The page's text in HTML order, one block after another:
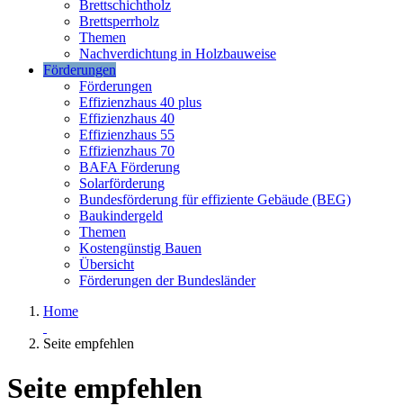
Brettschichtholz
Brettsperrholz
Themen
Nachverdichtung in Holzbauweise
Förderungen
Förderungen
Effizienzhaus 40 plus
Effizienzhaus 40
Effizienzhaus 55
Effizienzhaus 70
BAFA Förderung
Solarförderung
Bundesförderung für effiziente Gebäude (BEG)
Baukindergeld
Themen
Kostengünstig Bauen
Übersicht
Förderungen der Bundesländer
Home
Seite empfehlen
Seite empfehlen